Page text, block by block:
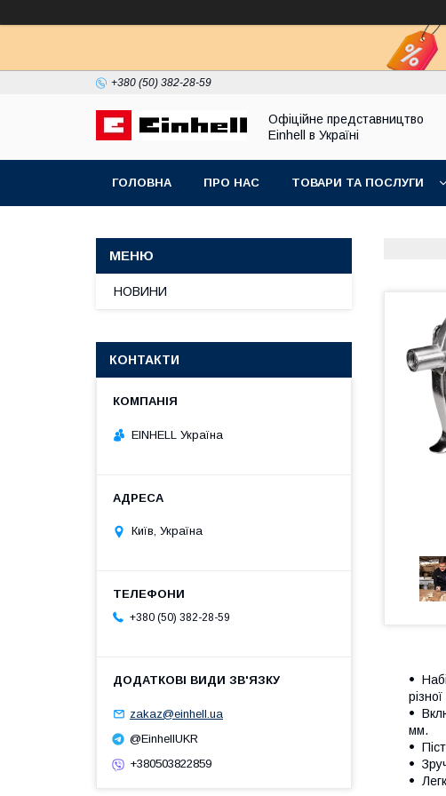
+380 (50) 382-28-59
Офіційне представництво
Einhell в Україні
ГОЛОВНА ПРО НАС ТОВАРИ ТА ПОСЛУГИ
мм.
НОВИНИ
КОНТАКТИ
EINHELL Україна
Київ, Україна
+380 (50) 382-28-59
zakaz@einhell.ua
@EinhellUKR
+380503822859